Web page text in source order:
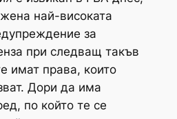
най-високата
за
при следващ такъв
имат права, които
Дори да има
по който те се